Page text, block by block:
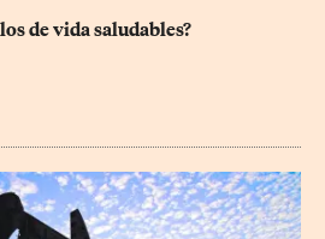
de vida saludables?